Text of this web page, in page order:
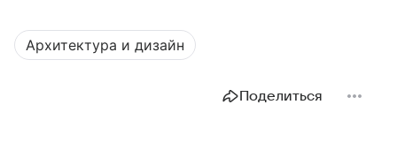
Архитектура и дизайн
Поделиться